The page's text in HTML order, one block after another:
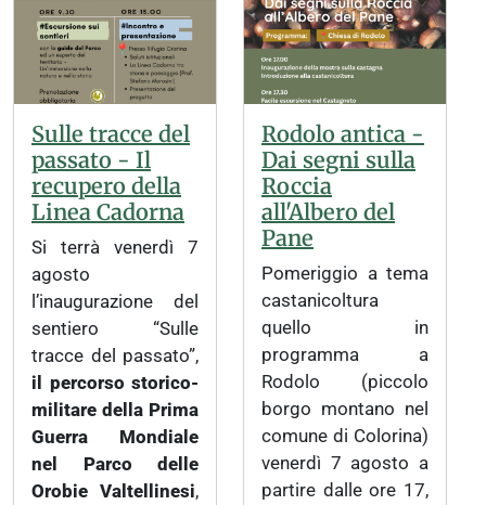
Sulle tracce del
passato - Il
recupero della
Linea Cadorna
Si terrà venerdì 7
agosto
l’inaugurazione del
sentiero “Sulle
tracce del passato”,
il percorso storico-
militare della Prima
Guerra Mondiale
nel Parco delle
Orobie Valtellinesi,
Rodolo antica -
Dai segni sulla
Roccia
all'Albero del
Pane
Pomeriggio a tema
castanicoltura
quello in
programma a
Rodolo (piccolo
borgo montano nel
comune di Colorina)
venerdì 7 agosto a
partire dalle ore 17,